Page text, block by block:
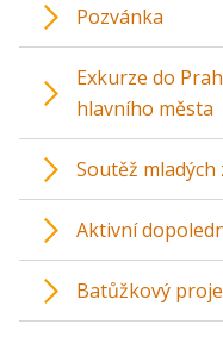
Pozvánka
Exkurze do
hlavního města
Soutěž
Aktivní
Batůžkový